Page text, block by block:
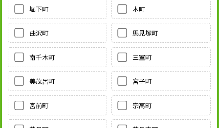
堀下町 本町
曲沢町 馬見塚町
南千木町 三室町
美茂呂町 宮子町
宮前町 宗高町